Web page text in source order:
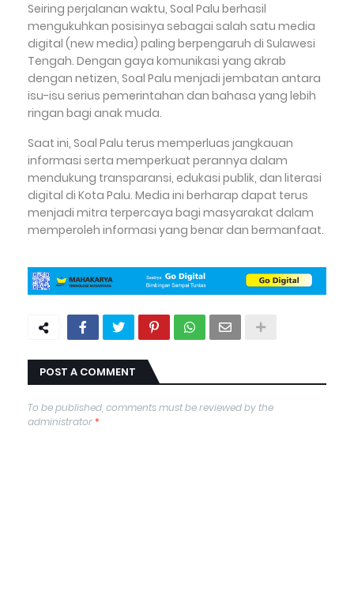
Seiring perjalanan waktu, Soal Palu berhasil
mengukuhkan posisinya sebagai salah satu media
digital (new media) paling berpengaruh di Sulawesi
Tengah. Dengan gaya komunikasi yang akrab
dengan netizen, Soal Palu menjadi jembatan antara
isu-isu serius pemerintahan dan bahasa yang lebih
ringan bagi anak muda.
Saat ini, Soal Palu terus memperluas jangkauan
informasi serta memperkuat perannya dalam
mendukung transparansi, edukasi publik, dan literasi
digital di Kota Palu. Media ini berharap dapat terus
menjadi mitra terpercaya bagi masyarakat dalam
memperoleh informasi yang benar dan bermanfaat.
POST A COMMENT
To be published, comments must be reviewed by the
administrator*